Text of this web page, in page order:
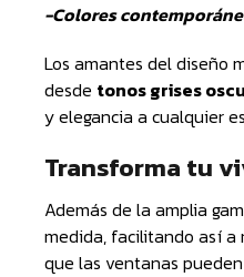
-Colores
Los amantes del diseño
desde tonos grises
y elegancia a cualquier
Transforma tu
Además de la amplia
medida, facilitando así a
que las ventanas